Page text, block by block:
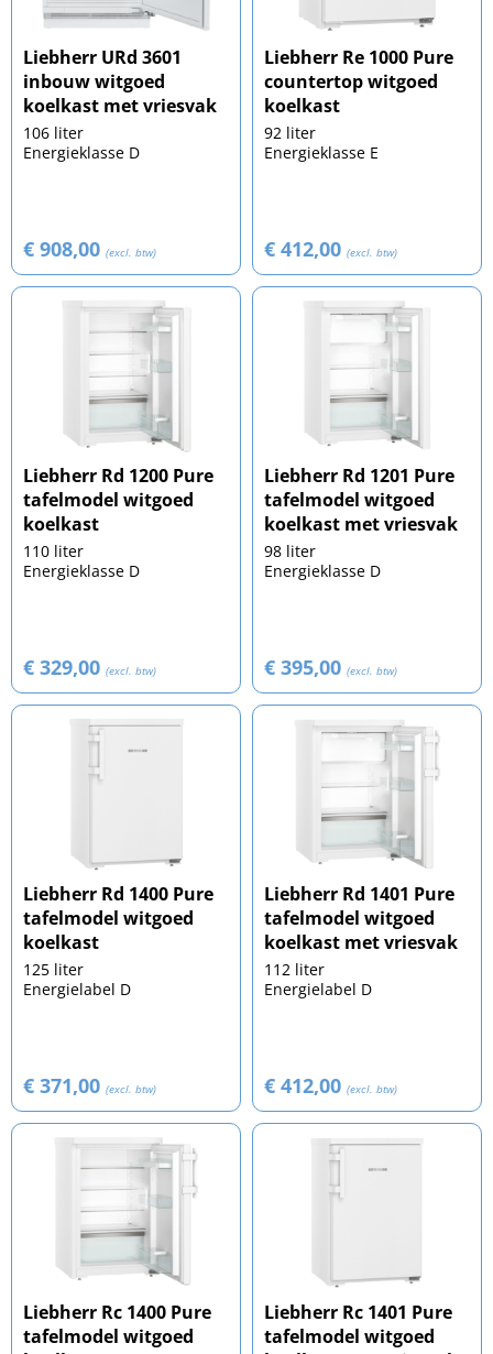
Liebherr URd 3601
inbouw witgoed
koelkast met vriesvak
106 liter
Energieklasse D
€ 908,00 (excl. btw)
Liebherr Re 1000 Pure
countertop witgoed
koelkast
92 liter
Energieklasse E
€ 412,00 (excl. btw)
Liebherr Rd 1200 Pure
tafelmodel witgoed
koelkast
110 liter
Energieklasse D
€ 329,00 (excl. btw)
Liebherr Rd 1201 Pure
tafelmodel witgoed
koelkast met vriesvak
98 liter
Energieklasse D
€ 395,00 (excl. btw)
Liebherr Rd 1400 Pure
tafelmodel witgoed
koelkast
125 liter
Energielabel D
€ 371,00 (excl. btw)
Liebherr Rd 1401 Pure
tafelmodel witgoed
koelkast met vriesvak
112 liter
Energielabel D
€ 412,00 (excl. btw)
Liebherr Rc 1400 Pure
tafelmodel witgoed
Liebherr Rc 1401 Pure
tafelmodel witgoed